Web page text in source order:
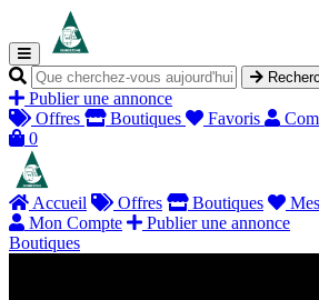
Publier une annonce
Offres
Boutiques Favoris
0
Accueil Offres Boutiques
Mon Compte
Publier une annonce
Boutiques